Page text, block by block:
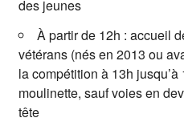
des jeunes
À partir de 12h : accueil
vétérans (nés en 2013 ou
la compétition à 13h
moulinette, sauf voies en
tête